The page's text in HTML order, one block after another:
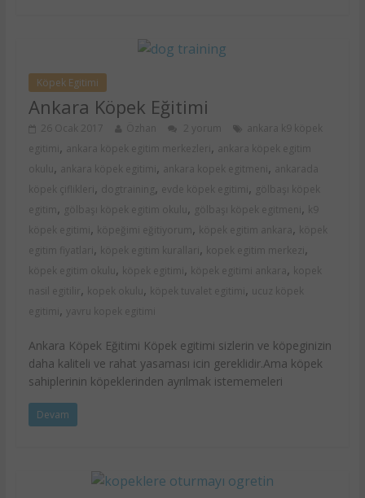
Köpek Egitimi
Ankara Köpek Eğitimi
26 Ocak 2017 Özhan 2 yorum
ankara k9 köpek
egitimi , ankara köpek egitim merkezleri ,
ankara köpek egitim
, ankara köpek egitimi , ankara kopek egitmeni ,
ankarada
köpek çiflikleri , dogtraining, evde köpek egitimi , gölbaşı köpek
egitim , gölbaşı köpek egitim okulu , gölbaşı köpek egitmeni ,
k9
köpek egitimi , köpeğimi eğitiyorum , köpek egitim ankara ,
köpek
egitim fiyatlari , köpek egitim kurallari , kopek egitim merkezi ,
köpek egitim okulu , köpek egitimi , köpek egitimi ankara ,
kopek
nasil egitilir , kopek okulu , köpek tuvalet egitimi ,
ucuz köpek
egitimi , yavru kopek egitimi
Ankara Köpek Eğitimi Köpek egitimi sizlerin ve köpeginizin
daha kaliteli ve rahat yasaması icin gereklidir.Ama köpek
sahiplerinin köpeklerinden ayrılmak istememeleri
Devam